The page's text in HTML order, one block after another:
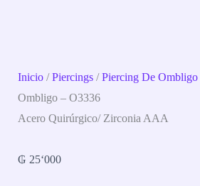
Inicio /Piercings /Piercing De Ombligo
Ombligo – O3336
Acero Quirúrgico/ Zirconia AAA
₲ 25‘000